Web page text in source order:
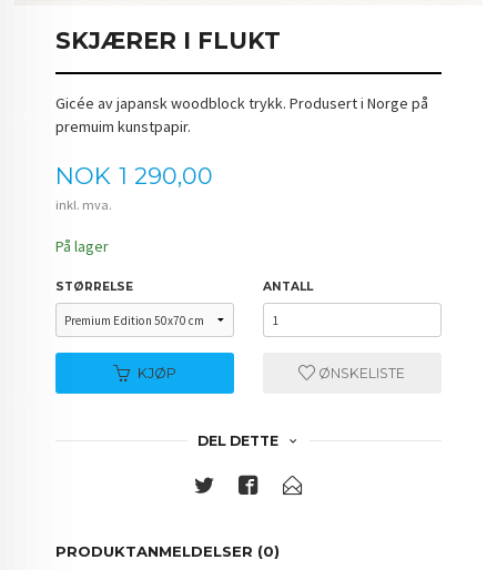
SKJÆRER I FLUKT
Gicée av japansk woodblock trykk. Produsert i Norge på
premuim kunstpapir.
Pris
NOK 1 290,00
inkl. mva.
På lager
STØRRELSE ANTALL
KJØP ØNSKELISTE
DEL DETTE
PRODUKTANMELDELSER (0)